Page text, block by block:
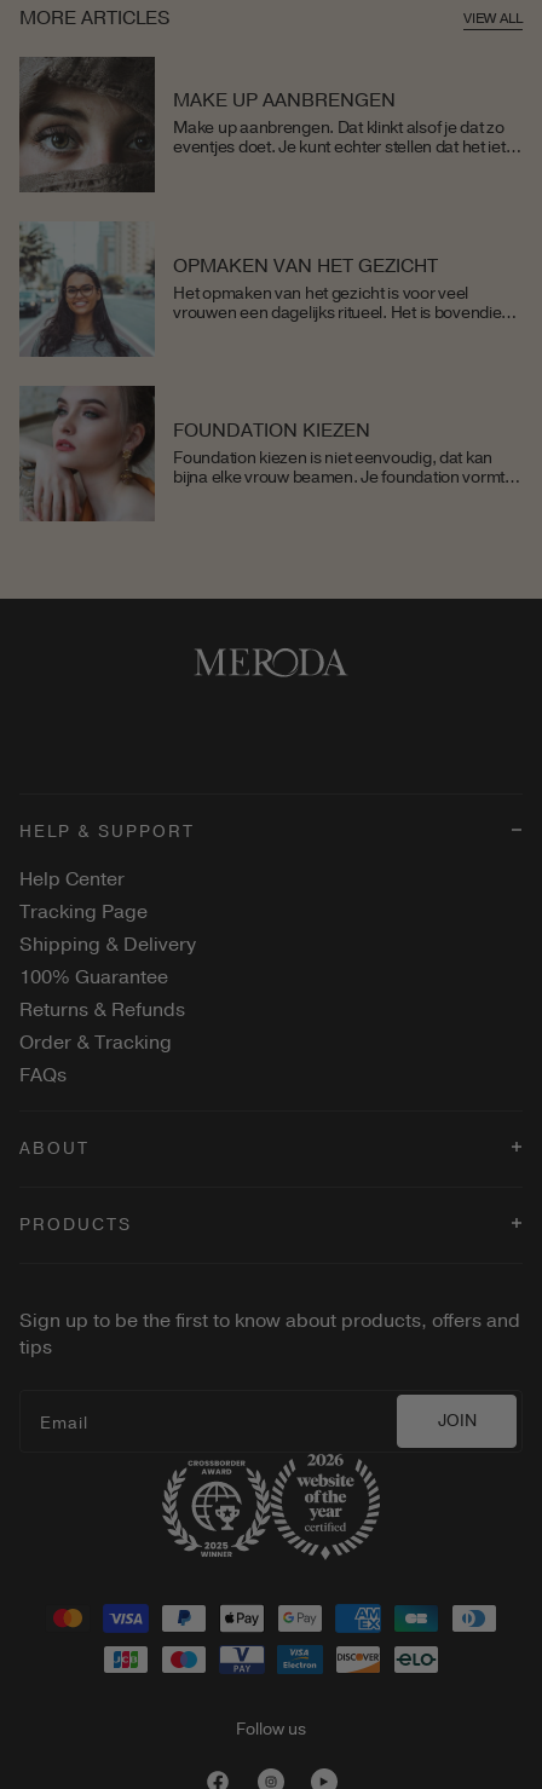
MORE ARTICLES VIEW ALL
MAKE UP AANBRENGEN
Make up aanbrengen. Dat klinkt alsof je dat zo
eventjes doet. Je kunt echter stellen dat het iets
OPMAKEN VAN HET GEZICHT
Het opmaken van het gezicht is voor veel
vrouwen een dagelijks ritueel. Het is bovendien
FOUNDATION KIEZEN
Foundation kiezen is niet eenvoudig, dat kan
bijna elke vrouw beamen. Je foundation vormt
HELP & SUPPORT
Help Center
Tracking Page
Shipping & Delivery
100% Guarantee
Returns & Refunds
Order & Tracking
FAQs
ABOUT
Privacy Policy
PRODUCTS
2-in-1 Build & Conceal Brush
Shop all
Sign up to be the first to know about products, offers and
tips
Email JOIN
methods
Follow us